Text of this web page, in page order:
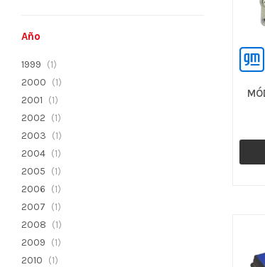
Año
1999 (1)
2000 (1)
2001 (1)
2002 (1)
2003 (1)
2004 (1)
2005 (1)
2006 (1)
2007 (1)
2008 (1)
2009 (1)
2010 (1)